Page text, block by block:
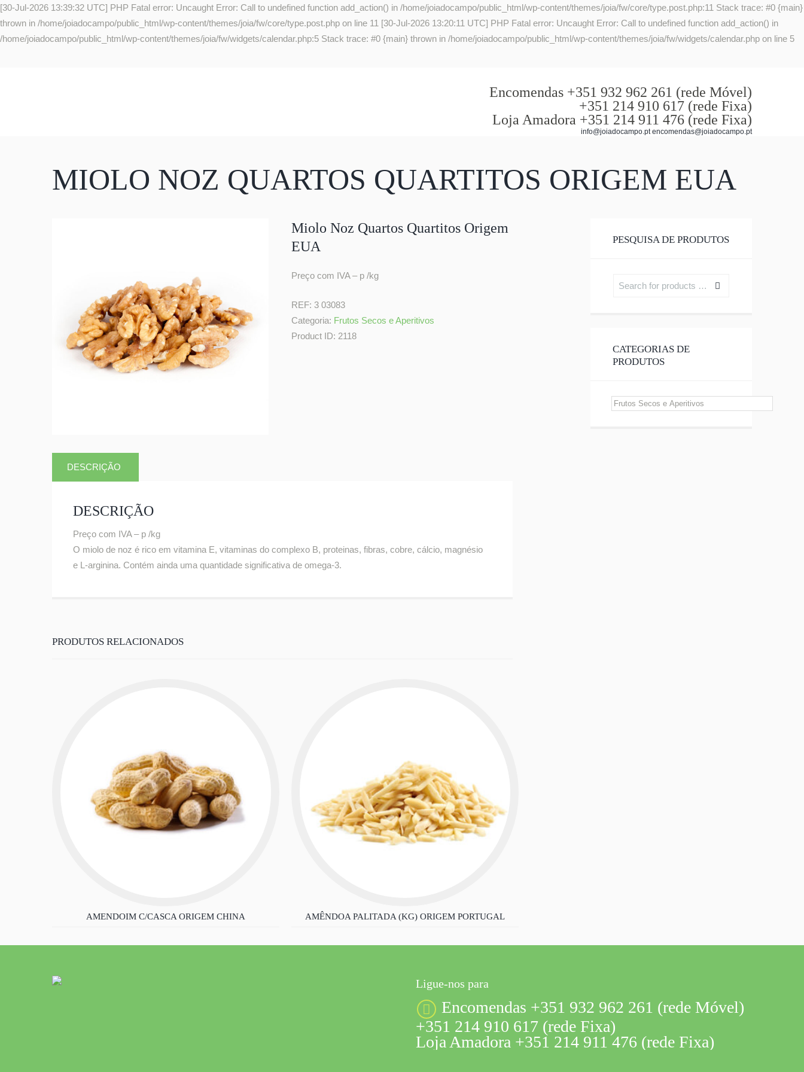
[30-Jul-2026 13:39:32 UTC] PHP Fatal error: Uncaught Error: Call to undefined function add_action() in /home/joiadocampo/public_html/wp-content/themes/joia/fw/core/type.post.php:11 Stack trace: #0 {main}
thrown in /home/joiadocampo/public_html/wp-content/themes/joia/fw/core/type.post.php on line 11 [30-Jul-2026 13:20:11 UTC] PHP Fatal error: Uncaught Error: Call to undefined function add_action() in
/home/joiadocampo/public_html/wp-content/themes/joia/fw/widgets/calendar.php:5 Stack trace: #0 {main} thrown in /home/joiadocampo/public_html/wp-content/themes/joia/fw/widgets/calendar.php on line 5
Encomendas +351 932 962 261 (rede Móvel)
+351 214 910 617 (rede Fixa)
Loja Amadora +351 214 911 476 (rede Fixa)
info@joiadocampo.pt encomendas@joiadocampo.pt
MIOLO NOZ QUARTOS QUARTITOS ORIGEM EUA
Miolo Noz Quartos Quartitos Origem
EUA
Preço com IVA – p /kg
REF:3 03083
Categoria: Frutos Secos e Aperitivos
Product ID: 2118
DESCRIÇÃO
DESCRIÇÃO
Preço com IVA – p /kg
O miolo de noz é rico em vitamina E, vitaminas do complexo B, proteinas, fibras, cobre, cálcio, magnésio
e L-arginina. Contém ainda uma quantidade significativa de omega-3.
PRODUTOS RELACIONADOS
AMENDOIM C/CASCA ORIGEM CHINA AMÊNDOA PALITADA (KG) ORIGEM PORTUGAL
PESQUISA DE PRODUTOS
CATEGORIAS DE
PRODUTOS
Ligue-nos para
Encomendas +351 932 962 261 (rede Móvel)
+351 214 910 617 (rede Fixa)
Loja Amadora +351 214 911 476 (rede Fixa)